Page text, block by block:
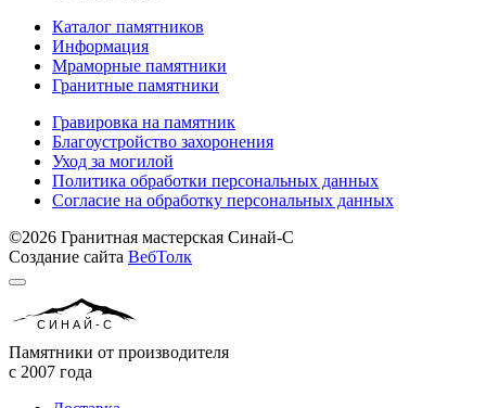
Каталог памятников
Информация
Мраморные памятники
Гранитные памятники
Гравировка на памятник
Благоустройство захоронения
Уход за могилой
Политика обработки персональных данных
Согласие на обработку персональных данных
©2026 Гранитная мастерская Синай-С
Создание сайта ВебТолк
СИНАЙ-С
Памятники от производителя
с 2007 года